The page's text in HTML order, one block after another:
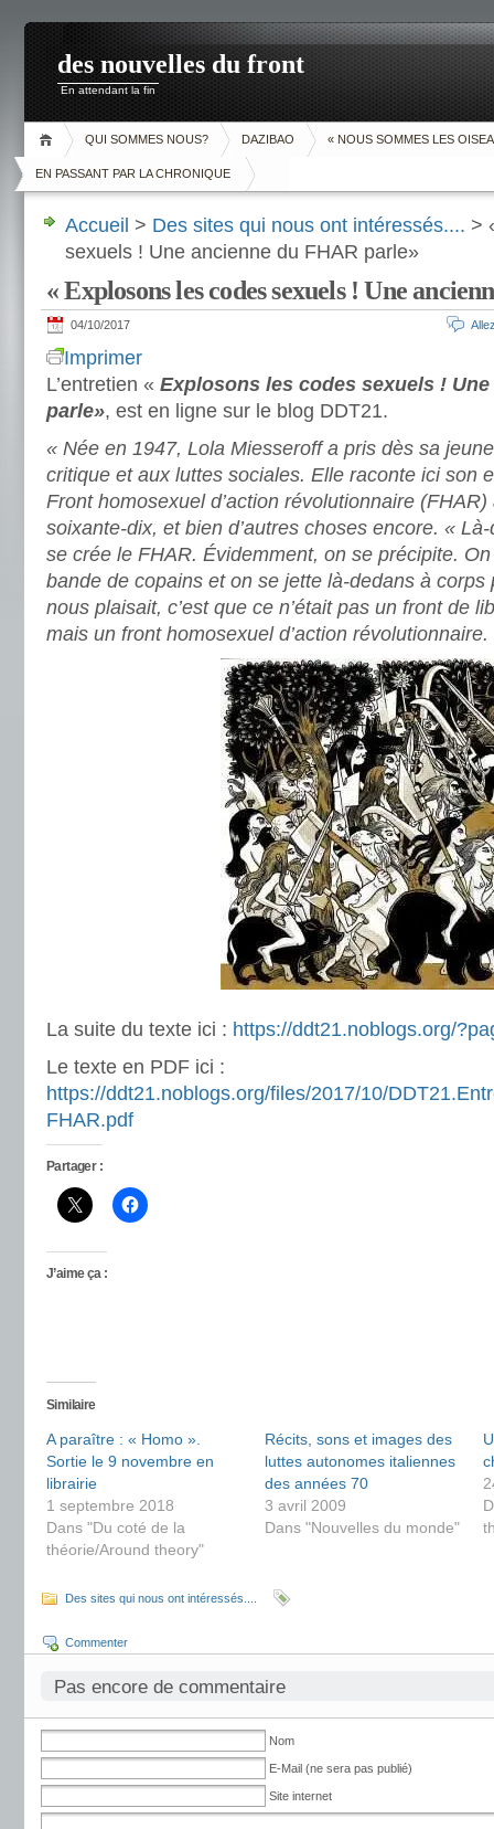
des nouvelles du front
En attendant la fin
QUI SOMMES NOUS? DAZIBAO « NOUS SOMMES LES
EN PASSANT PAR LA CHRONIQUE
Accueil > Des sites qui nous ont intéressés.... >
sexuels ! Une ancienne du FHAR parle»
« Explosons les codes sexuels ! Une
04/10/2017
Imprimer
L’entretien « Explosons les codes sexuels !
parle», est en ligne sur le blog DDT21.
« Née en 1947, Lola Miesseroff a pris dès sa
critique et aux luttes sociales. Elle raconte ici son
Front homosexuel d’action révolutionnaire
soixante-dix, et bien d’autres choses encore. «
se crée le FHAR. Évidemment, on se précipite.
bande de copains et on se jette là-dedans à corps
nous plaisait, c’est que ce n’était pas un front de
mais un front homosexuel d’action révolutionnaire.
La suite du texte ici : https://ddt21.noblogs.org/
Le texte en PDF ici :
https://ddt21.noblogs.org/files/2017/10/
FHAR.pdf
Partager :
J’aime ça :
Similaire
A paraître : « Homo ».
Sortie le 9 novembre en
librairie
1 septembre 2018
Dans "Du coté de la
théorie/Around theory"
Récits, sons et images des
luttes autonomes italiennes
des années 70
3 avril 2009
Dans "Nouvelles du monde"
Des sites qui nous ont intéressés....
Commenter
Pas encore de commentaire
Nom
E-Mail (ne sera pas publié)
Site internet